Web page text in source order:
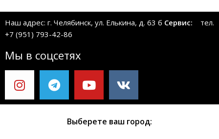
Наш адрес: г. Челябинск, ул. Елькина, д. 63 б Сервис: тел.
+7 (951) 793-42-86
Мы в соцсетях
Выберете ваш город: